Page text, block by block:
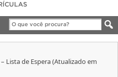
Canais
Lista de Espera (Atualizado em